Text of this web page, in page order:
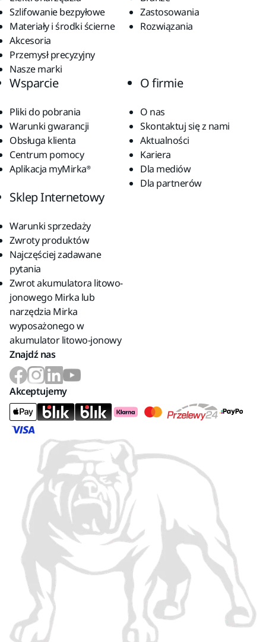
Szlifowanie bezpyłowe
Materiały i środki ścierne
Akcesoria
Przemysł precyzyjny
Nasze marki
Zastosowania
Rozwiązania
Wsparcie
Pliki do pobrania
Warunki gwarancji
Obsługa klienta
Centrum pomocy
Aplikacja myMirka®
O firmie
O nas
Skontaktuj się z nami
Aktualności
Kariera
Dla mediów
Dla partnerów
Sklep Internetowy
Warunki sprzedaży
Zwroty produktów
Najczęściej zadawane
pytania
Zwrot akumulatora litowo-
jonowego Mirka lub
narzędzia Mirka
wyposażonego w
akumulator litowo-jonowy
Znajdź nas
Akceptujemy